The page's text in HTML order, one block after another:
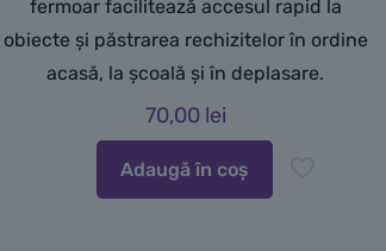
fermoar facilitează accesul rapid la
obiecte și păstrarea rechizitelor în ordine
acasă, la școală și în deplasare.
70,00 lei
Adaugă în coș